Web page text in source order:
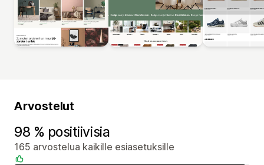
Arvostelut
98 % positiivisia
165 arvostelua kaikille esiasetuksille